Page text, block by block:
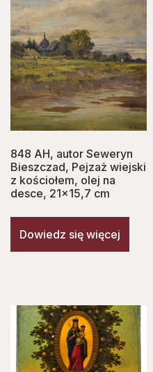
848 AH, autor Seweryn
Bieszczad, Pejzaż wiejski
z kościołem, olej na
desce, 21×15,7 cm
Dowiedz się więcej